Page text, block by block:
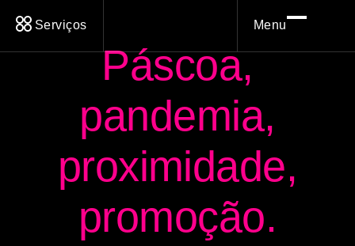
Serviços Menu
Páscoa,
pandemia,
proximidade,
promoção.